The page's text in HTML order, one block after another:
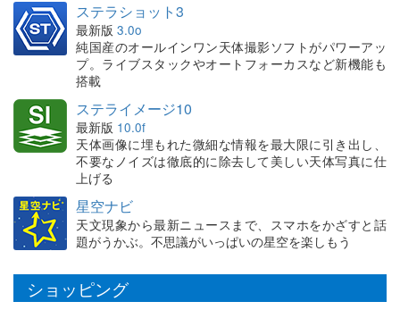
ステラショット3
最新版 3.0o
純国産のオールインワン天体撮影ソフトがパワーアッ
プ。ライブスタックやオートフォーカスなど新機能も
搭載
ステライメージ10
最新版 10.0f
天体画像に埋もれた微細な情報を最大限に引き出し、
不要なノイズは徹底的に除去して美しい天体写真に仕
上げる
星空ナビ
天文現象から最新ニュースまで、スマホをかざすと話
題がうかぶ。不思議がいっぱいの星空を楽しもう
ショッピング